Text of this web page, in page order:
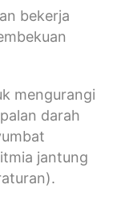
bekerja
mengurangi
darah
jantung